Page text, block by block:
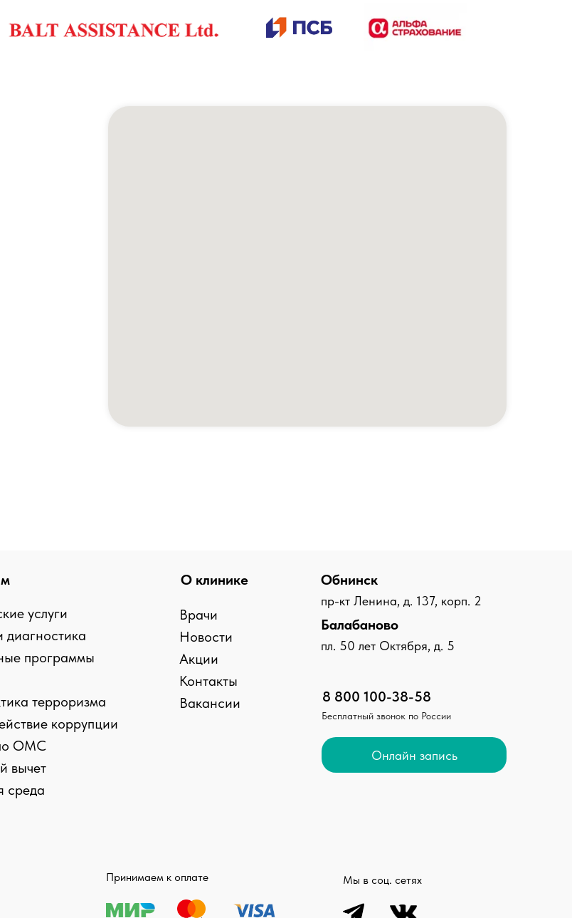
О клинике
Онлайн запись
Обнинск
пр-кт Ленина, д. 137, корп. 2
Балабаново
пл. 50 лет Октября, д. 5
8 800 100-38-58
Бесплатный звонок по России
Врачи
Новости
Акции
Контакты
Вакансии
услуги
диагностика
программы
терроризма
коррупции
ОМС
вычет
среда
Мы в соц. сетях
Принимаем к оплате
персональных данных